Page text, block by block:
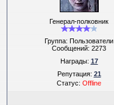
Генерал-полковник
Группа: Пользователи
Сообщений:2273
Награды:17
Репутация:21
Статус:Offline